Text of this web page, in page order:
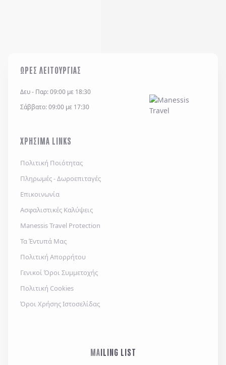
ΩΡΕΣ ΛΕΙΤΟΥΡΓΙΑΣ
Δευ - Παρ: 09:00 με 18:30
Σάββατο: 09:00 με 17:30
ΧΡΗΣΙΜΑ LINKS
Πολιτική Ποιότητας
Πληρωμές - Δωροεπιταγές
Επικοινωνία
Ασφαλιστικές Καλύψεις
Manessis Travel Protection
Τα Έντυπά Μας
Πολιτική Απορρήτου
Γενικοί Όροι Συμμετοχής
Πολιτική Cookies
Όροι Χρήσης Ιστοσελίδας
MAILING LIST